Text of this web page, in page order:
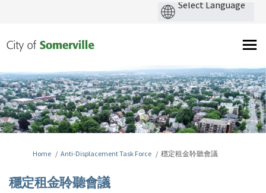
You are here:
Home Anti-Displacement Task Force 穩定租金聆聽會議
穩定租金聆聽會議